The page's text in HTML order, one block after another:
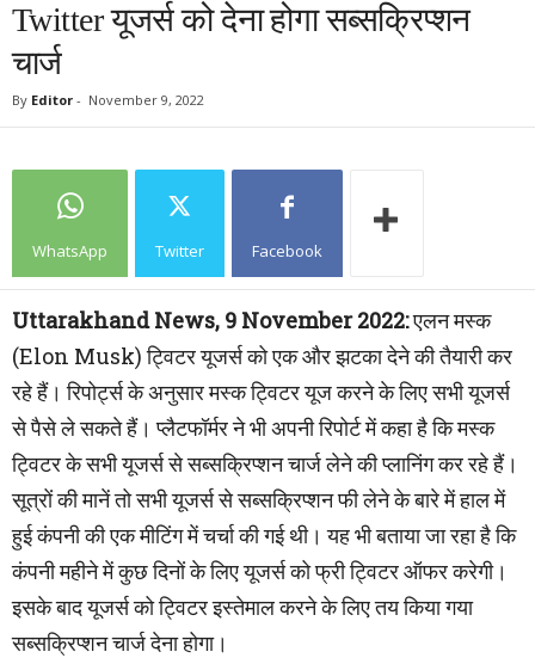
Twitter यूजर्स को देना होगा सब्सक्रिप्शन
चार्ज
By Editor - November 9, 2022
WhatsApp Twitter Facebook
Uttarakhand News, 9 November 2022:एलन मस्क
(Elon Musk) ट्विटर यूजर्स को एक और झटका देने की तैयारी कर
रहे हैं। रिपोर्ट्स के अनुसार मस्क ट्विटर यूज करने के लिए सभी यूजर्स
से पैसे ले सकते हैं। प्लैटफॉर्मर ने भी अपनी रिपोर्ट में कहा है कि मस्क
ट्विटर के सभी यूजर्स से सब्सक्रिप्शन चार्ज लेने की प्लानिंग कर रहे हैं।
सूत्रों की मानें तो सभी यूजर्स से सब्सक्रिप्शन फी लेने के बारे में हाल में
हुई कंपनी की एक मीटिंग में चर्चा की गई थी। यह भी बताया जा रहा है कि
कंपनी महीने में कुछ दिनों के लिए यूजर्स को फ्री ट्विटर ऑफर करेगी।
इसके बाद यूजर्स को ट्विटर इस्तेमाल करने के लिए तय किया गया
सब्सक्रिप्शन चार्ज देना होगा।